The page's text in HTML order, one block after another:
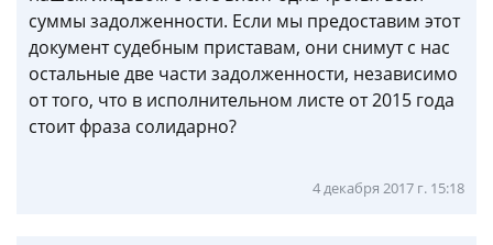
суммы задолженности. Если мы предоставим этот
документ судебным приставам, они снимут с нас
остальные две части задолженности, независимо
от того, что в исполнительном листе от 2015 года
стоит фраза солидарно?
4 декабря 2017 г. 15:18